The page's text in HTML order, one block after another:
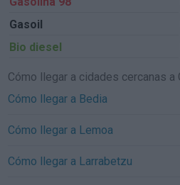
Gasoil
Bio diesel
Cómo llegar a cidades cercanas a
Cómo llegar a Bedia
Cómo llegar a Lemoa
Cómo llegar a Larrabetzu